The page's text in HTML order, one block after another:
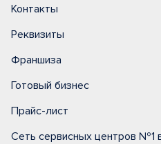
Контакты
Реквизиты
Франшиза
Готовый бизнес
Прайс-лист
Сеть сервисных центров №1